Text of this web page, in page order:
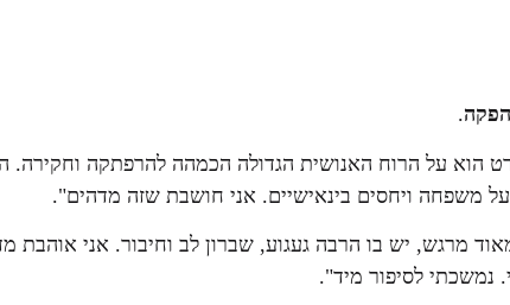
.
הוא על הרוח האנושית הגדולה הכמהה להרפתקה וחקירה.
משפחה ויחסים בינאישיים. אני חושבת שזה מדהים".
מרגש, יש בו הרבה געגוע, שברון לב וחיבור. אני אוהבת
נמשכתי לסיפור מיד".